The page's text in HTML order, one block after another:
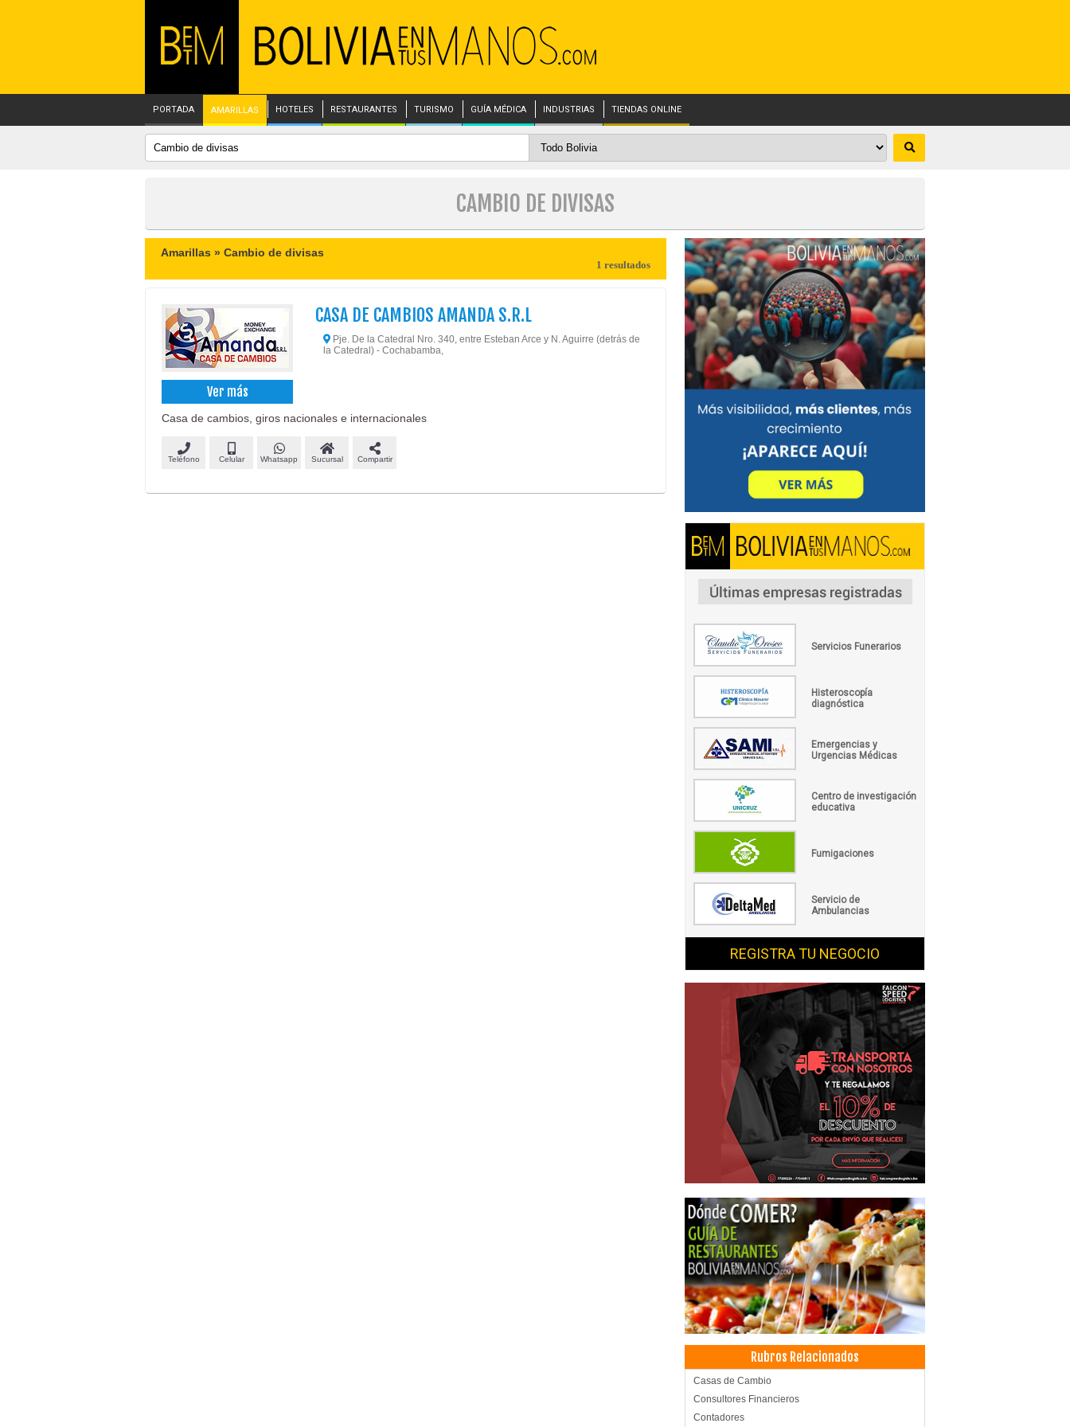
PORTADA AMARILLAS HOTELES RESTAURANTES TURISMO GUÍA MÉDICA INDUSTRIAS TIENDAS ONLINE
CAMBIO DE DIVISAS
Amarillas » Cambio de divisas
1 resultados
Ver más
CASA DE CAMBIOS AMANDA S.R.L
Pje. De la Catedral Nro. 340, entre Esteban Arce y N. Aguirre (detrás de
la Catedral) - Cochabamba,
Casa de cambios, giros nacionales e internacionales
Teléfono Celular Whatsapp Sucursal Compartir
Servicios Funerarios
Histeroscopía
diagnóstica
Emergencias y
Urgencias Médicas
Centro de investigación
educativa
Fumigaciones
Servicio de
Ambulancias
REGISTRA TU NEGOCIO
Rubros Relacionados
Casas de Cambio
Consultores Financieros
Contadores